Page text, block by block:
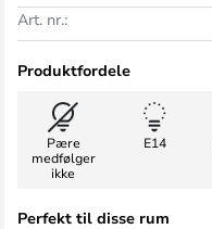
Art. nr.:
Produktfordele
Pære
medfølger
ikke
E14
Perfekt til disse rum